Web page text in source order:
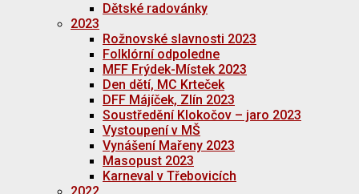
Dětské radovánky
2023
Rožnovské slavnosti 2023
Folklórní odpoledne
MFF Frýdek-Místek 2023
Den dětí, MC Krteček
DFF Májíček, Zlín 2023
Soustředění Klokočov – jaro 2023
Vystoupení v MŠ
Vynášení Mařeny 2023
Masopust 2023
Karneval v Třebovicích